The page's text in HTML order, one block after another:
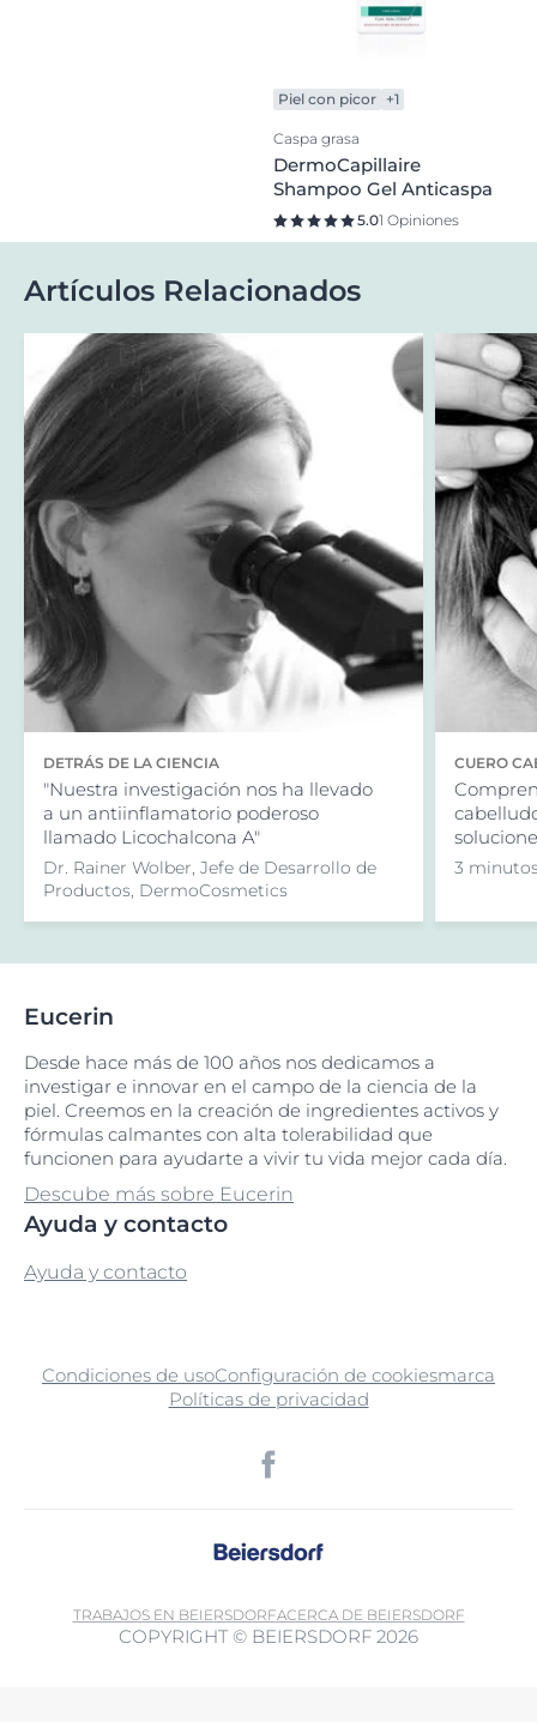
Piel con picor +1
Caspa grasa
DermoCapillaire
Shampoo Gel Anticaspa
5.01 Opiniones
Artículos Relacionados
DETRÁS DE LA CIENCIA
"Nuestra investigación nos ha llevado
a un antiinflamatorio poderoso
llamado Licochalcona A"
Dr. Rainer Wolber, Jefe de Desarrollo de
Productos, DermoCosmetics
CUERO
3
Eucerin
Desde hace más de 100 años nos dedicamos a
investigar e innovar en el campo de la ciencia de la
piel. Creemos en la creación de ingredientes activos y
fórmulas calmantes con alta tolerabilidad que
funcionen para ayudarte a vivir tu vida mejor cada día.
Descube más sobre Eucerin
Ayuda y contacto
Ayuda y contacto
Condiciones de usoConfiguración de cookiesmarca
Políticas de privacidad
TRABAJOS EN BEIERSDORFACERCA DE BEIERSDORF
COPYRIGHT © BEIERSDORF 2026